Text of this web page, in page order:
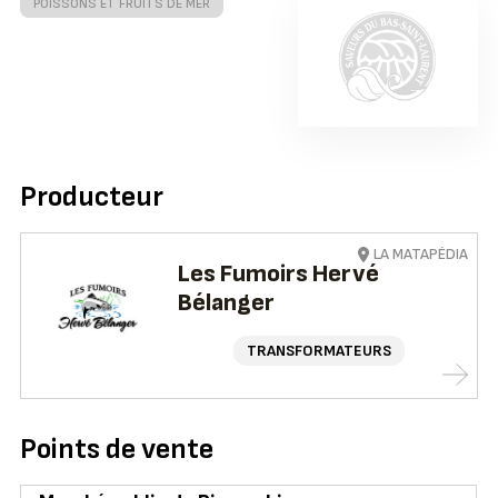
POISSONS ET FRUITS DE MER
Producteur
Les Fumoirs Hervé
Bélanger
TRANSFORMATEURS
LA MATAPÉDIA
Points de vente